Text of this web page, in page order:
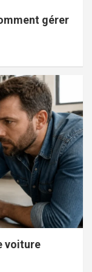
gérer
voiture